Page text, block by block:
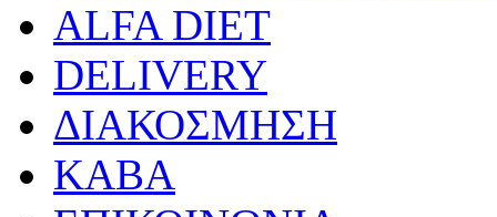
ALFA DIET
DELIVERY
ΔΙΑΚΟΣΜΗΣΗ
ΚΑΒΑ